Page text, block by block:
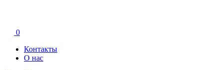
0
Контакты
О нас